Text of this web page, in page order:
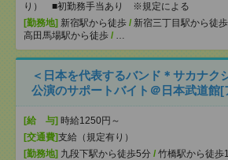
り） ■初勤務手当あり ※規定による
[勤務地] 新宿駅から徒歩 / 新宿三丁目駅から徒歩
高田馬場駅から徒歩 / …
＜日本を代表するバンド＊サカナク
公演のサポートバイト＠日本武道館[
[給 与] 時給1250円～
[交通費]支給（規定有り）
[勤務地] 九段下駅から徒歩5分 / 竹橋駅から徒歩